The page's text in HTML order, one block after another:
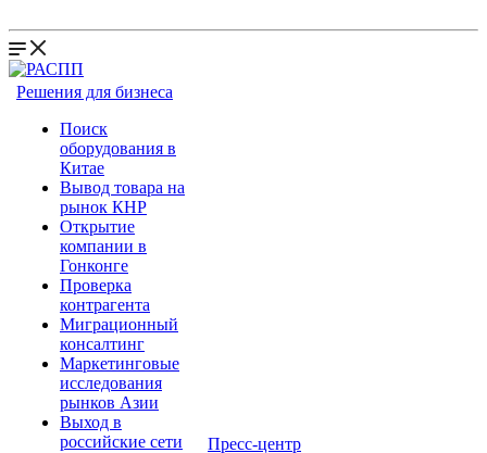
Решения для бизнеса
Поиск
оборудования в
Китае
Вывод товара на
рынок КНР
Открытие
компании в
Гонконге
Проверка
контрагента
Миграционный
консалтинг
Маркетинговые
исследования
рынков Азии
Выход в
российские сети
Пресс-центр